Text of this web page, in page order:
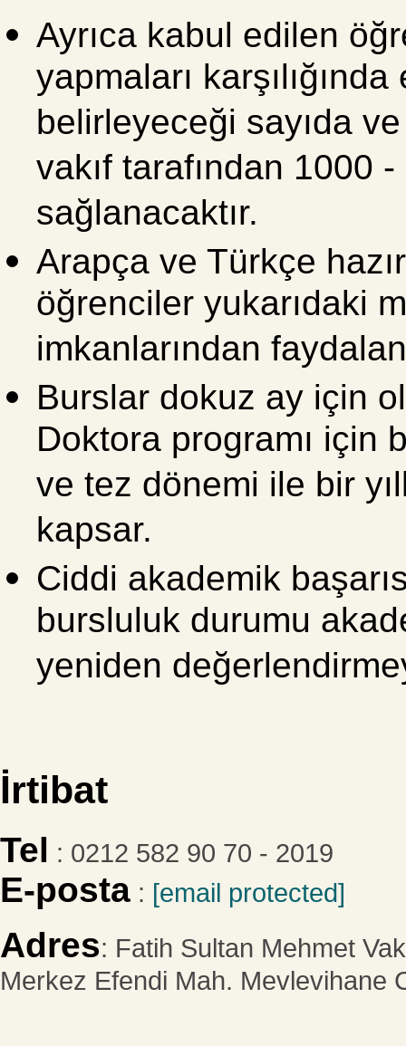
Ayrıca kabul edilen
yapmaları
belirleyeceği sayıda
vakıf tarafından 1000
sağlanacaktır.
Arapça ve Türkçe
öğrenciler yukarıdaki
imkanlarından
Burslar dokuz ay için
Doktora programı için
ve tez dönemi ile bir
kapsar.
Ciddi akademik
bursluluk durumu
yeniden
İrtibat
Tel : 0212 582 90 70 - 2019
E-posta : [email protected]
Adres: Fatih Sultan Mehmet
Merkez Efendi Mah. Mevlevihane